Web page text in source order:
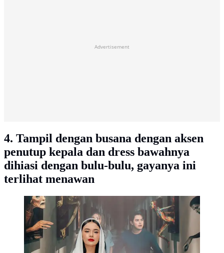
Advertisement
4. Tampil dengan busana dengan aksen
penutup kepala dan dress bawahnya
dihiasi dengan bulu-bulu, gayanya ini
terlihat menawan